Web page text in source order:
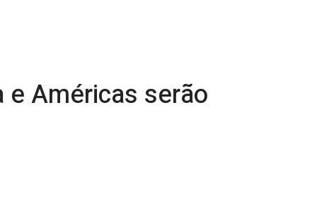
Américas serão